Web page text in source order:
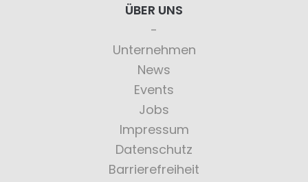
ÜBER UNS
Unternehmen
News
Events
Jobs
Impressum
Datenschutz
Barrierefreiheit